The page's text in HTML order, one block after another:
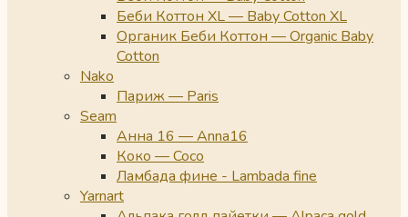
Беби Коттон XL — Baby Cotton XL
Органик Беби Коттон — Organic Baby
Cotton
Nako
Париж — Paris
Seam
Анна 16 — Anna16
Коко — Coco
Ламбада фине - Lambada fine
Yarnart